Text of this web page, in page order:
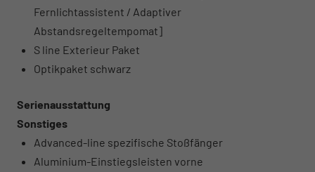
Fernlichtassistent / Adaptiver
Abstandsregeltempomat]
S line Exterieur Paket
Optikpaket schwarz
Serienausstattung
Sonstiges
Advanced-line spezifische Stoßfänger
Aluminium-Einstiegsleisten vorne